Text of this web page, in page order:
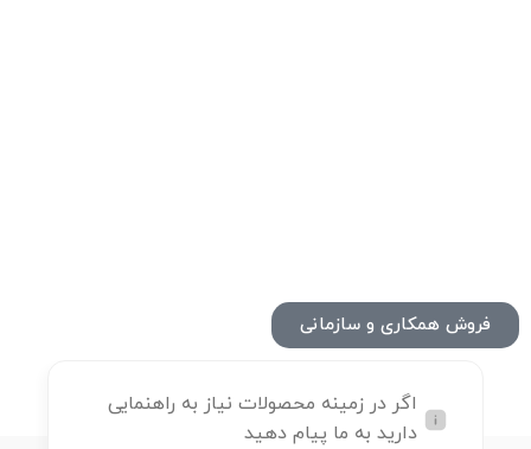
فروش همکاری و سازمانی
اگر در زمینه محصولات نیاز به راهنمایی
دارید به ما پیام دهید